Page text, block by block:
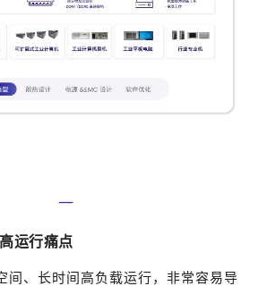
—‍
运行痛点
间、长时间高负载运行，非常容易导